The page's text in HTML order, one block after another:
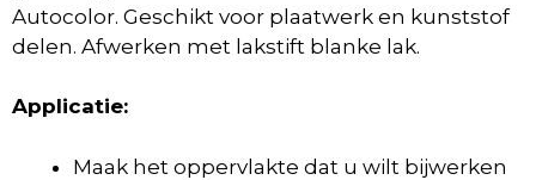
Autocolor. Geschikt voor plaatwerk en kunststof
delen. Afwerken met lakstift blanke lak.
Applicatie:
Maak het oppervlakte dat u wilt bijwerken